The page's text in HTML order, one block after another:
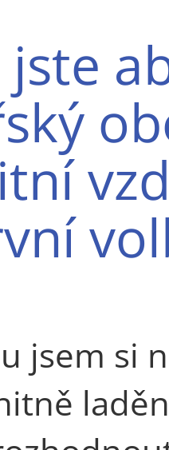
jste
jsem si